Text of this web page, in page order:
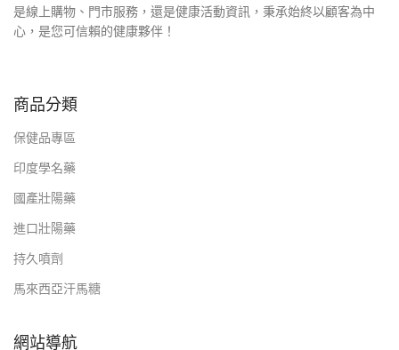
是線上購物、門市服務，還是健康活動資訊，秉承始終以顧客為中
心，是您可信賴的健康夥伴！
商品分類
保健品專區
印度學名藥
國產壯陽藥
進口壯陽藥
持久噴劑
馬來西亞汗馬糖
網站導航